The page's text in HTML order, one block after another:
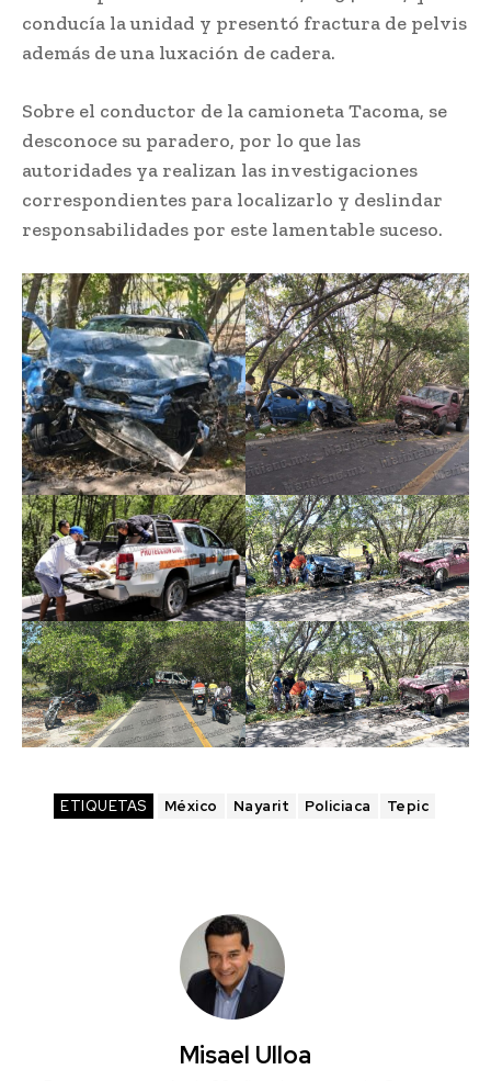
conducía la unidad y presentó fractura de pelvis
además de una luxación de cadera.
Sobre el conductor de la camioneta Tacoma, se
desconoce su paradero, por lo que las
autoridades ya realizan las investigaciones
correspondientes para localizarlo y deslindar
responsabilidades por este lamentable suceso.
ETIQUETAS México Nayarit Policiaca Tepic
Misael Ulloa